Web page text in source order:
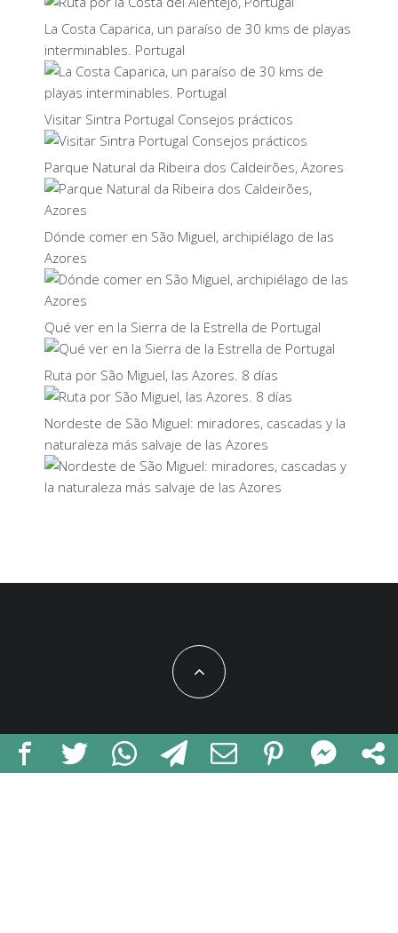
La Costa Caparica, un paraíso de 30 kms de playas
interminables. Portugal
Visitar Sintra Portugal Consejos prácticos
Parque Natural da Ribeira dos Caldeirões, Azores
Dónde comer en São Miguel, archipiélago de las
Azores
Qué ver en la Sierra de la Estrella de Portugal
Ruta por São Miguel, las Azores. 8 días
Nordeste de São Miguel: miradores, cascadas y la
naturaleza más salvaje de las Azores